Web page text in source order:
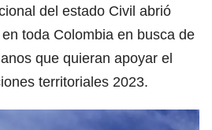
del estado Civil abrió
toda Colombia en busca de
que quieran apoyar el
territoriales 2023.